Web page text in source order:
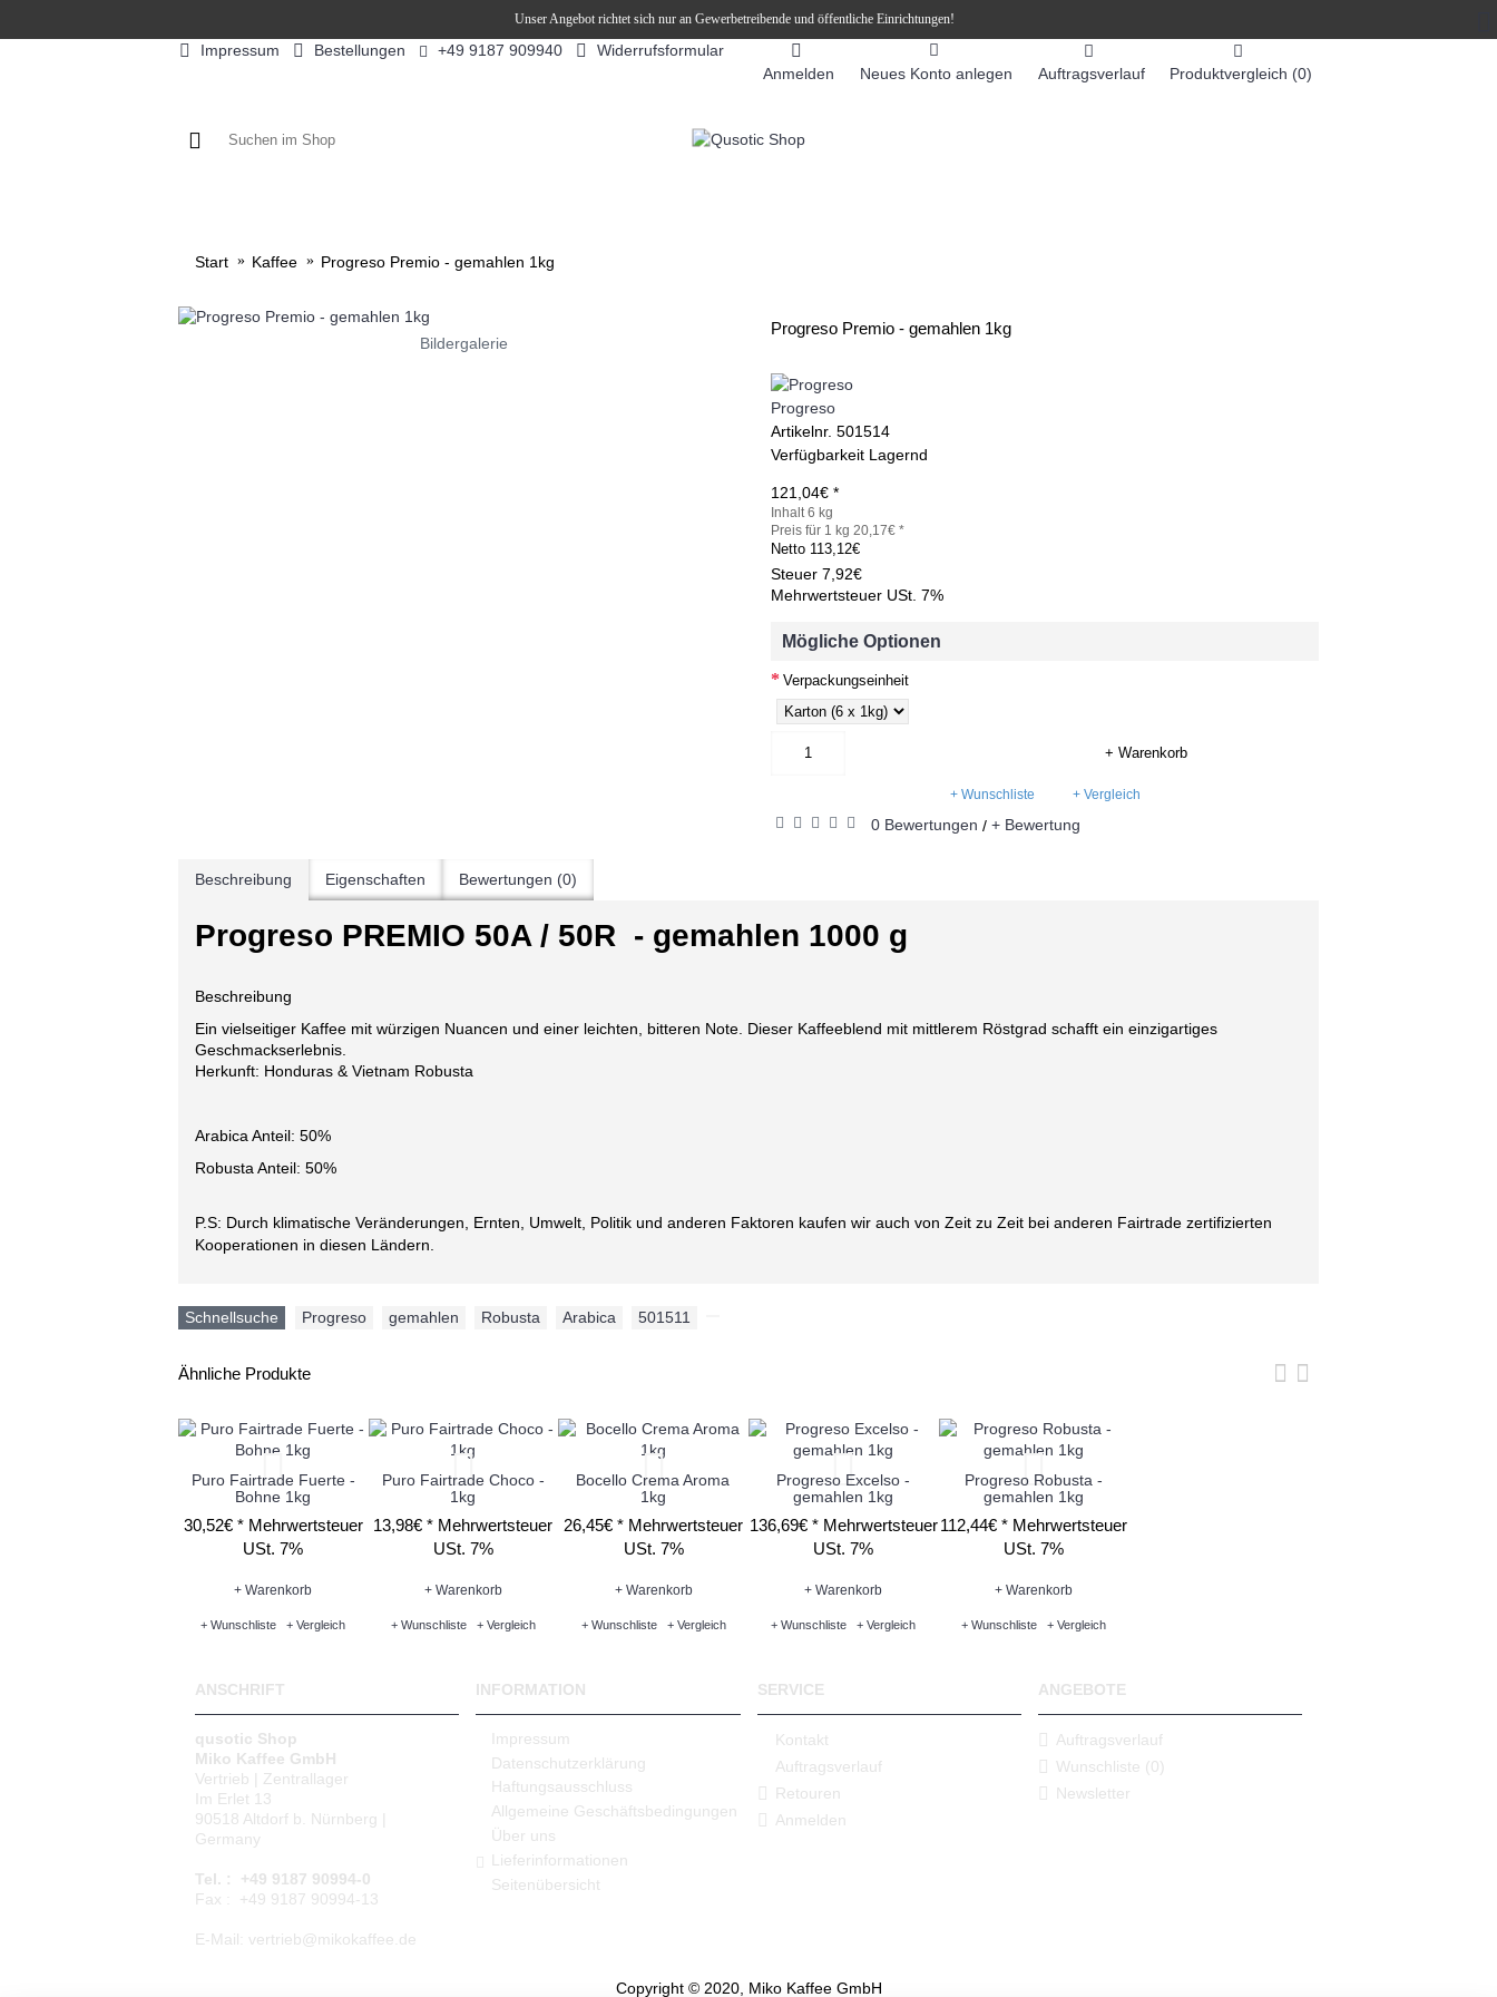
Unser Angebot richtet sich nur an Gewerbetreibende und öffentliche Einrichtungen!
Impressum Bestellungen +49 9187 909940
Widerrufsformular
Anmelden
Neues Konto anlegen Auftragsverlauf Produktvergleich (0)
Start Kaffee Progreso Premio - gemahlen 1kg
Bildergalerie
Progreso Premio - gemahlen 1kg
Progreso
Artikelnr. 501514
Verfügbarkeit Lagernd
121,04€ *
Inhalt 6 kg
Preis für 1 kg 20,17€ *
Netto 113,12€
Steuer 7,92€
Mehrwertsteuer USt. 7%
Mögliche Optionen
Verpackungseinheit
+ Warenkorb
+ Wunschliste + Vergleich
0 Bewertungen / + Bewertung
Beschreibung Eigenschaften Bewertungen (0)
Progreso PREMIO 50A / 50R - gemahlen 1000 g
Beschreibung
Ein vielseitiger Kaffee mit würzigen Nuancen und einer leichten, bitteren Note. Dieser Kaffeeblend mit mittlerem Röstgrad schafft ein einzigartiges
Geschmackserlebnis.
Herkunft: Honduras & Vietnam Robusta
Arabica Anteil: 50%
Robusta Anteil: 50%
P.S: Durch klimatische Veränderungen, Ernten, Umwelt, Politik und anderen Faktoren kaufen wir auch von Zeit zu Zeit bei anderen Fairtrade zertifizierten
Kooperationen in diesen Ländern.
Schnellsuche Progreso gemahlen Robusta Arabica 501511
Ähnliche Produkte
Puro Fairtrade Fuerte -
Bohne 1kg
30,52€ * Mehrwertsteuer
USt. 7%
+ Warenkorb
+ Wunschliste + Vergleich
Puro Fairtrade Choco -
1kg
13,98€ * Mehrwertsteuer
USt. 7%
+ Warenkorb
+ Wunschliste + Vergleich
Bocello Crema Aroma
1kg
26,45€ * Mehrwertsteuer
USt. 7%
+ Warenkorb
+ Wunschliste + Vergleich
Progreso Excelso -
gemahlen 1kg
136,69€ * Mehrwertsteuer
USt. 7%
+ Warenkorb
+ Wunschliste + Vergleich
Progreso Robusta -
gemahlen 1kg
112,44€ * Mehrwertsteuer
USt. 7%
+ Warenkorb
+ Wunschliste + Vergleich
ANSCHRIFT
qusotic Shop
Miko Kaffee GmbH
Vertrieb | Zentrallager
Im Erlet 13
90518 Altdorf b. Nürnberg |
Germany
Tel. : +49 9187 90994-0
Fax : +49 9187 90994-13
E-Mail: vertrieb@mikokaffee.de
INFORMATION
Impressum
Datenschutzerklärung
Haftungsausschluss
Allgemeine Geschäftsbedingungen
Über uns
Lieferinformationen
Seitenübersicht
SERVICE
Kontakt
Auftragsverlauf
Retouren
Anmelden
ANGEBOTE
Auftragsverlauf
Wunschliste (0)
Newsletter
Copyright © 2020, Miko Kaffee GmbH